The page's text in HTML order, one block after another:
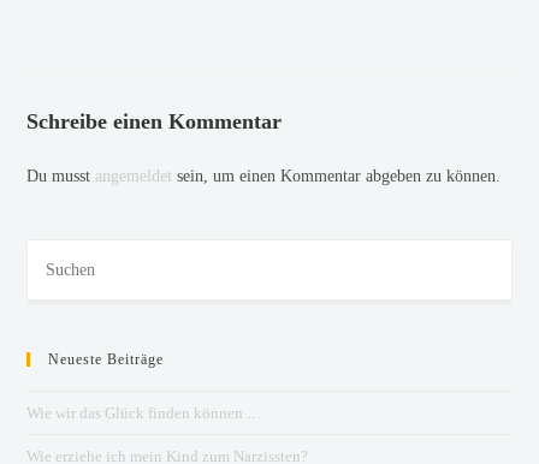
Schreibe einen Kommentar
Du musst angemeldet sein, um einen Kommentar abgeben zu können.
Neueste Beiträge
Wie wir das Glück finden können …
Wie erziehe ich mein Kind zum Narzissten?